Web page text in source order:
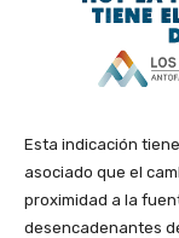
Esta indicación
asociado que el
proximidad a la
desencadenantes